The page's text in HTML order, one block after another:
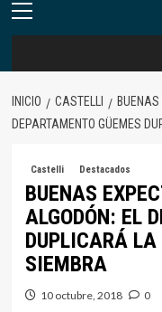
Menú
INICIO CASTELLI
DEPARTAMENTO GÜEMES
Castelli Destacados
BUENAS
ALGODÓN: EL
DUPLICARÁ LA
SIEMBRA
10 octubre, 2018 0